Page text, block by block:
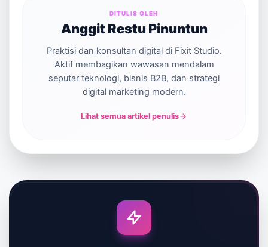
DITULIS OLEH
Anggit Restu Pinuntun
Praktisi dan konsultan digital di Fixit Studio.
Aktif membagikan wawasan mendalam
seputar teknologi, bisnis B2B, dan strategi
digital marketing modern.
Lihat semua artikel penulis